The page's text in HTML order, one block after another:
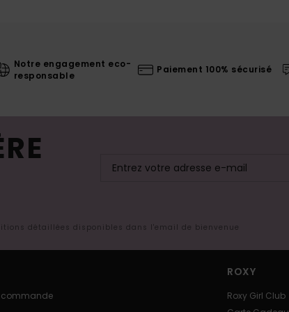
Notre engagement eco-
responsable
Paiement 100% sécurisé
détaillées disponibles dans l'email de bienvenue
commande
ROXY
Roxy Girl Club